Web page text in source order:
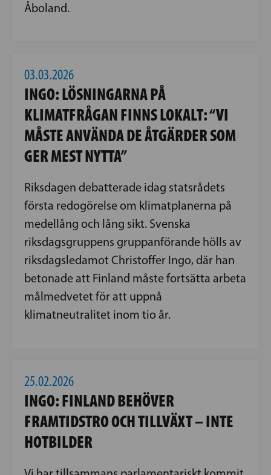
Åboland.
03.03.2026
INGO: LÖSNINGARNA PÅ
KLIMATFRÅGAN FINNS LOKALT: “VI
MÅSTE ANVÄNDA DE ÅTGÄRDER SOM
GER MEST NYTTA”
Riksdagen debatterade idag statsrådets
första redogörelse om klimatplanerna på
medellång och lång sikt. Svenska
riksdagsgruppens gruppanförande hölls av
riksdagsledamot Christoffer Ingo, där han
betonade att Finland måste fortsätta arbeta
målmedvetet för att uppnå
klimatneutralitet inom tio år.
25.02.2026
INGO: FINLAND BEHÖVER
FRAMTIDSTRO OCH TILLVÄXT – INTE
HOTBILDER